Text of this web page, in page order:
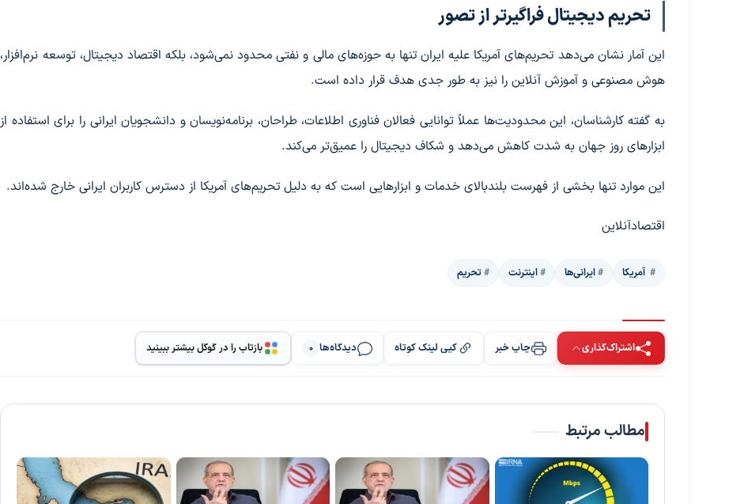
تحریم دیجیتال فراگیرتر از تصور
این آمار نشان می‌دهد تحریم‌های آمریکا علیه ایران تنها به حوزه‌های مالی و نفتی محدود نمی‌شود، بلکه اقتصاد دیجیتال، توسعه نرم‌افزار،
هوش مصنوعی و آموزش آنلاین را نیز به طور جدی هدف قرار داده است.
به گفته کارشناسان، این محدودیت‌ها عملاً توانایی فعالان فناوری اطلاعات، طراحان، برنامه‌نویسان و دانشجویان ایرانی را برای استفاده از
ابزارهای روز جهان به شدت کاهش می‌دهد و شکاف دیجیتال را عمیق‌تر می‌کند.
این موارد تنها بخشی از فهرست بلندبالای خدمات و ابزارهایی است که به دلیل تحریم‌های آمریکا از دسترس کاربران ایرانی خارج شده‌اند.
اقتصادآنلاین
‍‍‍ آمریکا ایرانی‌ها اینترنت تحریم
اشتراک‌گذاری چاپ خبر کپی لینک کوتاه دیدگاه‌ها 0 بازتاب را در گوگل بیشتر ببینید
مطالب مرتبط